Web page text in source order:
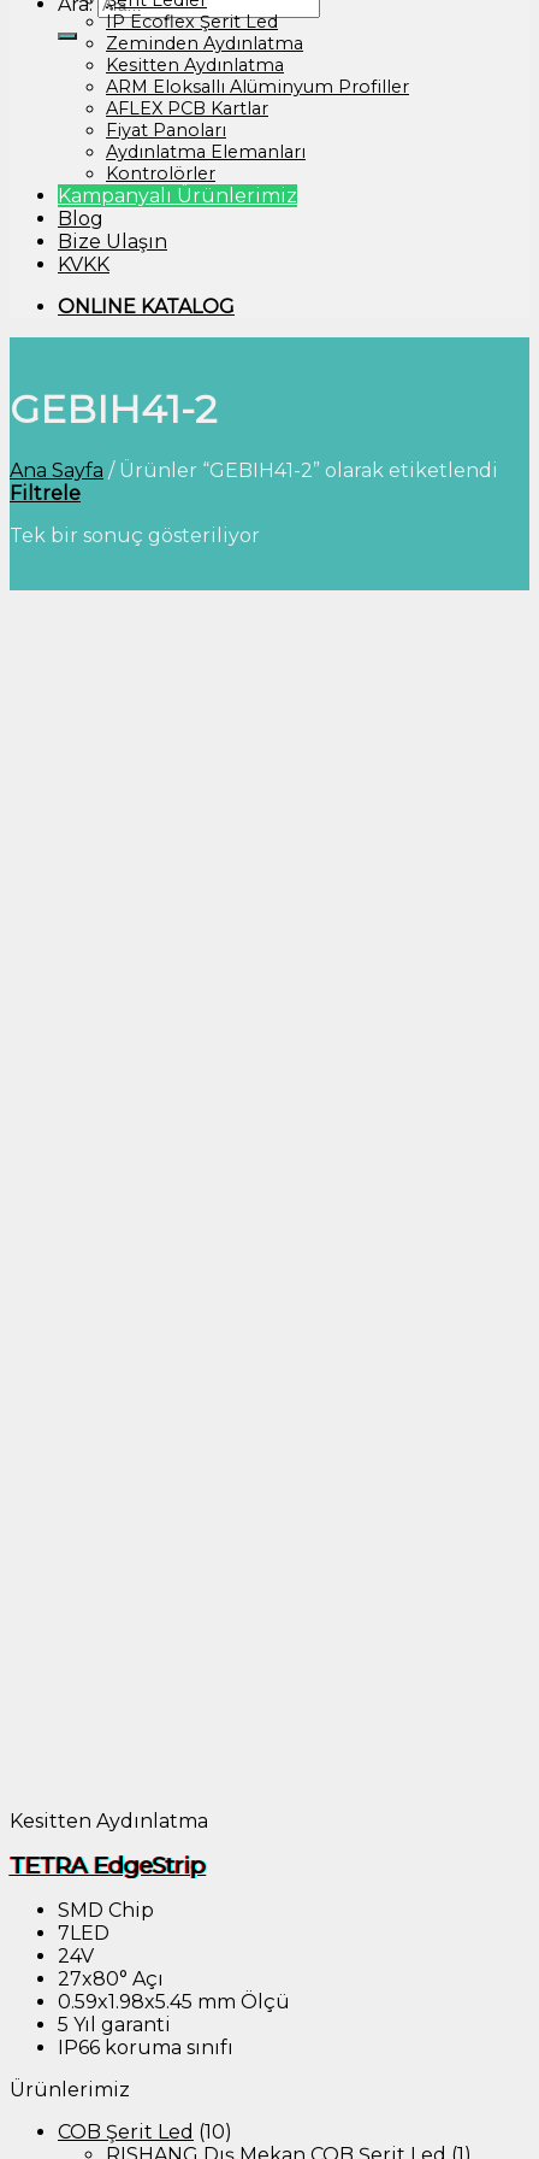
IP Ecoflex Şerit Led
Zeminden Aydınlatma
Kesitten Aydınlatma
ARM Eloksallı Alüminyum Profiller
AFLEX PCB Kartlar
Fiyat Panoları
Aydınlatma Elemanları
Kontrolörler
Kampanyalı Ürünlerimiz
Blog
Bize Ulaşın
KVKK
ONLINE KATALOG
GEBIH41-2
Ana Sayfa /Ürünler “GEBIH41-2” olarak etiketlendi
Filtrele
Tek bir sonuç gösteriliyor
Kesitten Aydınlatma
TETRA EdgeStrip
SMD Chip
7LED
24V
27x80° Açı
0.59x1.98x5.45 mm Ölçü
5 Yıl garanti
IP66 koruma sınıfı
Ürünlerimiz
COB Şerit Led (10)